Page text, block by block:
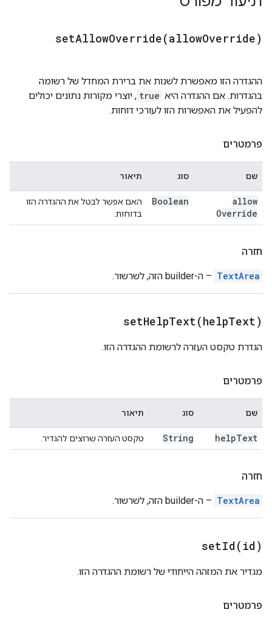
setAllowOverride(allowOverride)
ההגדרה הזו מאפשרת לשנות את ברירת המחדל של רשומה
בהגדרות. אם ההגדרה היא true , יוצרי מקורות נתונים יכולים
להפעיל את האפשרות הזו לעורכי דוחות.
פרמטרים
שם סוג תיאור
allow
Override
Boolean
האם אפשר לבטל את ההגדרה הזו
בדוחות.
חזרה
TextArea – ה-builder הזה, לשרשור.
setHelpText(helpText)
הגדרת טקסט העזרה לרשומת ההגדרה הזו.
פרמטרים
שם סוג תיאור
helpText
String טקסט העזרה שרוצים להגדיר.
חזרה
TextArea – ה-builder הזה, לשרשור.
setId( id)
מגדיר את המזהה הייחודי של רשומת ההגדרה הזו.
פרמטרים